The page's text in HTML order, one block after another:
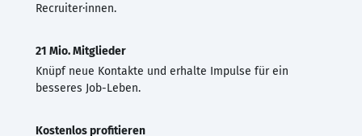
Recruiter·innen.
21 Mio. Mitglieder
Knüpf neue Kontakte und erhalte Impulse für ein
besseres Job-Leben.
Kostenlos profitieren